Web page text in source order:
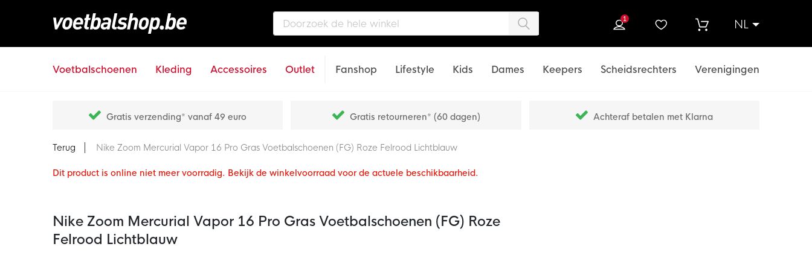
NL
1
Voetbalschoenen Kleding Accessoires Outlet Fanshop Lifestyle Kids Dames Keepers Scheidsrechters Verenigingen
Gratis verzending* vanaf 49 euro Gratis retourneren* (60 dagen) Achteraf betalen met Klarna
Terug Nike Zoom Mercurial Vapor 16 Pro Gras Voetbalschoenen (FG) Roze Felrood Lichtblauw
Dit product is online niet meer voorradig. Bekijk de winkelvoorraad voor de actuele beschikbaarheid.
Nike Zoom Mercurial Vapor 16 Pro Gras Voetbalschoenen (FG) Roze
Felrood Lichtblauw